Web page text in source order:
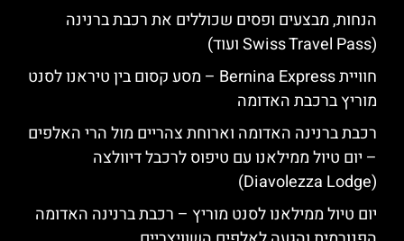
הנחות, מבצעים ופסים שכוללים את רכבת ברנינה
(Swiss Travel Pass ועוד)
חוויית Bernina Express – מסע קסום בין טיראנו לסנט
מוריץ ברכבת האדומה
רכבת ברנינה האדומה וארוחת צהריים מול הרי האלפים
– יום טיול ממילאנו עם טיפוס לרכבל דיוולצה
(Diavolezza Lodge)
יום טיול ממילאנו לסנט מוריץ – רכבת ברנינה האדומה